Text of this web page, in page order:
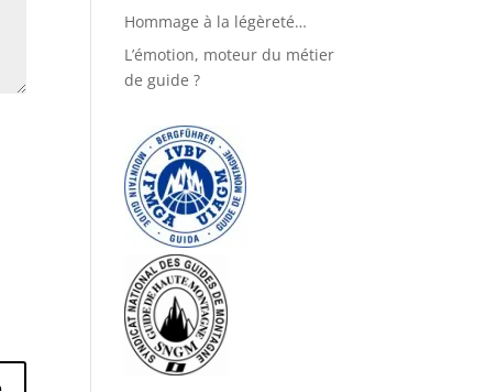
Hommage à la légèreté…
L’émotion, moteur du métier
de guide ?